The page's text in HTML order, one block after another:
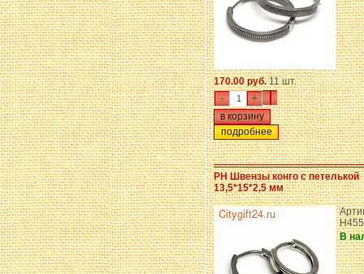
170.00 руб.11 шт.
- +
подробнее
PH Швензы конго с петелькой
13,5*15*2,5 мм
В